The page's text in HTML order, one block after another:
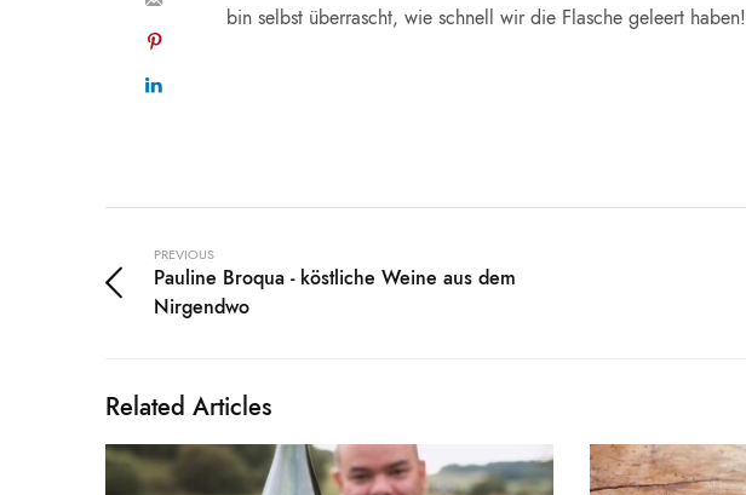
bin selbst überrascht, wie schnell wir die Flasche geleert haben!
PREVIOUS
Pauline Broqua - köstliche Weine aus dem
Nirgendwo
Related Articles